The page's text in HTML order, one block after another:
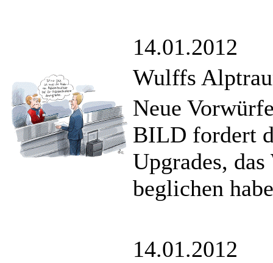
14.01.2012
Wulffs
Neue
BILD fordert
Upgrades,
beglichen
14.01.2012